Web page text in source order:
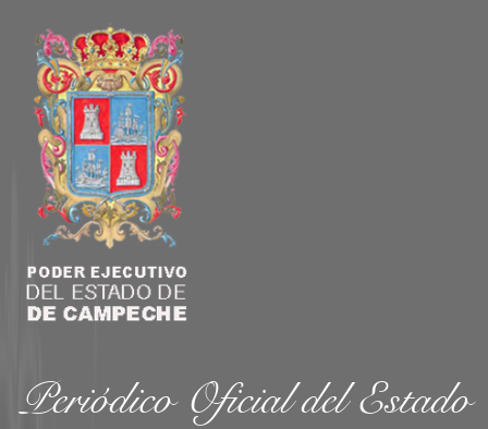
Periódico Oficial del Estado